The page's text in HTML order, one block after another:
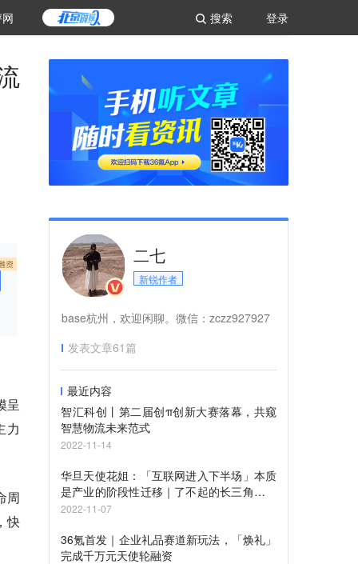
登录
搜索
呈
力
周
快
二七
新锐作者
base杭州，欢迎闲聊。微信：zczz927927
发表文章61篇
最近内容
智汇科创丨第二届创π创新大赛落幕，共窥
智慧物流未来范式
2022-11-14
华旦天使花姐：「互联网进入下半场」本质
是产业的阶段性迁移｜了不起的长三角投资
人
2022-11-07
36氪首发｜企业礼品赛道新玩法，「焕礼」
完成千万元天使轮融资